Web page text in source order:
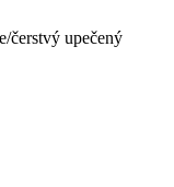
čerstvý upečený